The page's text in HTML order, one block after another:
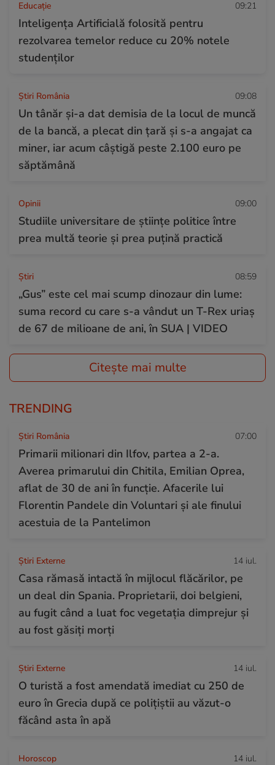
Educație 09:21
Inteligența Artificială folosită pentru
rezolvarea temelor reduce cu 20% notele
studenților
Știri România 09:08
Un tânăr și-a dat demisia de la locul de muncă
de la bancă, a plecat din țară și s-a angajat ca
miner, iar acum câștigă peste 2.100 euro pe
săptămână
Opinii 09:00
Studiile universitare de științe politice între
prea multă teorie și prea puțină practică
Ştiri 08:59
„Gus” este cel mai scump dinozaur din lume:
suma record cu care s-a vândut un T-Rex uriaș
de 67 de milioane de ani, în SUA | VIDEO
Citește mai multe
TRENDING
Știri România 07:00
Primarii milionari din Ilfov, partea a 2-a.
Averea primarului din Chitila, Emilian Oprea,
aflat de 30 de ani în funcție. Afacerile lui
Florentin Pandele din Voluntari și ale finului
acestuia de la Pantelimon
Știri Externe 14 iul.
Casa rămasă intactă în mijlocul flăcărilor, pe
un deal din Spania. Proprietarii, doi belgieni,
au fugit când a luat foc vegetația dimprejur și
au fost găsiți morți
Știri Externe 14 iul.
O turistă a fost amendată imediat cu 250 de
euro în Grecia după ce polițiștii au văzut-o
făcând asta în apă
Horoscop 14 iul.